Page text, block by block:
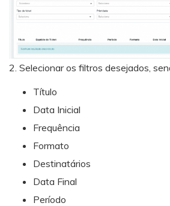
2. Selecionar os filtros desejados,
Título
Data Inicial
Frequência
Formato
Destinatários
Data Final
Período